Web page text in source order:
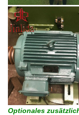
Optionales